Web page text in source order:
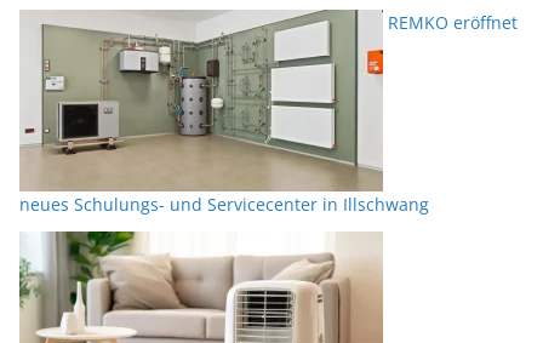
REMKO eröffnet
neues Schulungs- und Servicecenter in Illschwang